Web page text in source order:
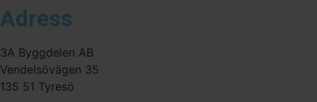
Adress
3A Byggdelen AB
Vendelsövägen 35
135 51 Tyresö